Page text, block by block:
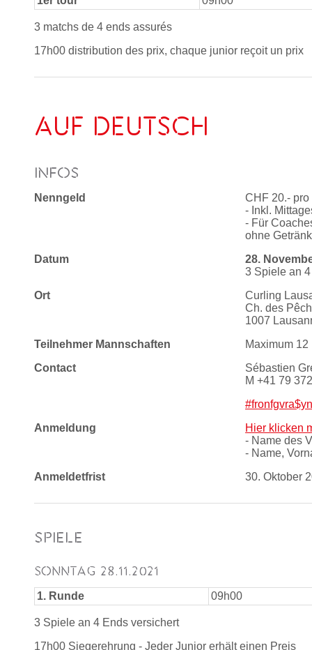
3 matchs de 4 ends assurés
17h00 distribution des prix, chaque junior reçoit un prix
AUF DEUTSCH
INFOS
Nenngeld
CHF 20.- pro
- Inkl.
- Für
ohne
Datum
28.
3 Spiele an
Ort
Curling
Ch. des
1007
Teilnehmer Mannschaften
Maximum 12
Contact
Sébastien
M +41 79
Anmeldung
Hier klicken
- Name des
- Name,
Anmeldetfrist
30. Oktober
SPIELE
SONNTAG 28.11.2021
1. Runde 09h00
3 Spiele an 4 Ends versichert
17h00 Siegerehrung - Jeder Junior erhält einen Preis